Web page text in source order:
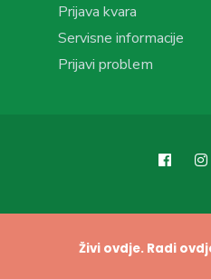
Prijava kvara
Servisne informacije
Prijavi problem
Živi ovdje. Radi